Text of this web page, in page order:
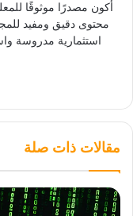
أكون مصدرًا موثوقًا
محتوى دقيق ومفيد
استثمارية مدروسة
مقالات ذات صلة